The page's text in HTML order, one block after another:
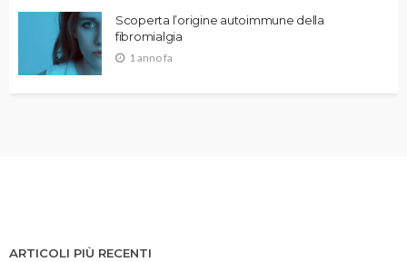
Scoperta l’origine autoimmune della
fibromialgia
1 anno fa
ARTICOLI PIÙ RECENTI